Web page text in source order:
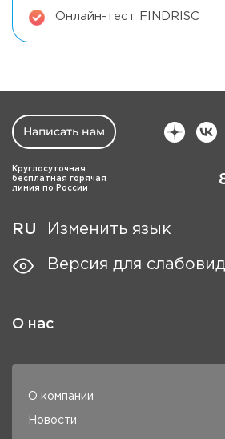
Онлайн-тест FINDRISC
Написать нам
Круглосуточная
бесплатная горячая
линия по России
RU Изменить язык
Версия для
О нас
О компании
Новости